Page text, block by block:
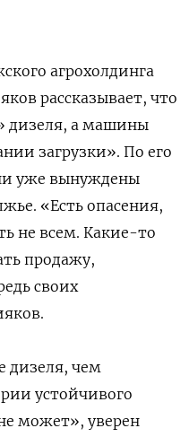
агрохолдинга
рассказывает, что
дизеля, а машины
загрузки». По его
уже вынуждены
«Есть опасения,
не всем. Какие-то
продажу,
своих
дизеля, чем
устойчивого
может», уверен